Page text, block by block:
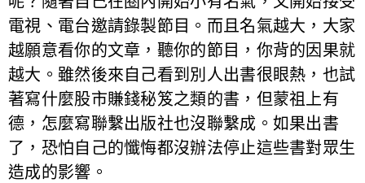
電視、電台邀請錄製節目。而且名氣越大，大家
越願意看你的文章，聽你的節目，你背的因果就
越大。雖然後來自己看到別人出書很眼熱，也試
著寫什麼股市賺錢秘笈之類的書，但蒙祖上有
德，怎麼寫聯繫出版社也沒聯繫成。如果出書
了，恐怕自己的懺悔都沒辦法停止這些書對眾生
造成的影響。